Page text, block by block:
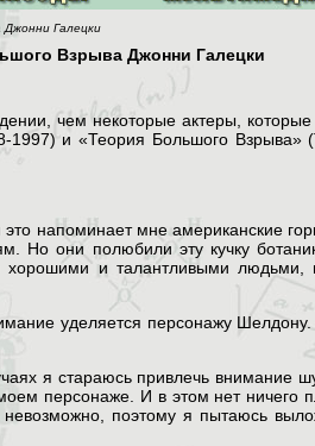
Джонни Галецки
Взрыва Джонни Галецки
чем некоторые актеры,
1997) и «Теория Большого Взрыва»
напоминает мне американские
Но они полюбили эту кучку
хорошими и талантливыми людьми,
уделяется персонажу
я стараюсь привлечь внимание
персонаже. И в этом нет ничего
поэтому я пытаюсь